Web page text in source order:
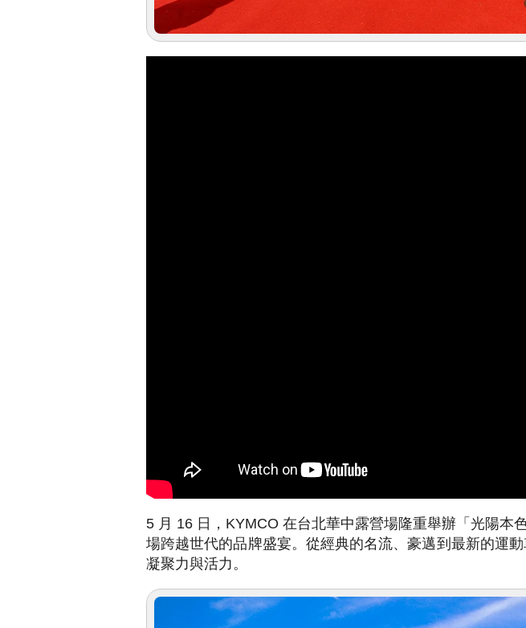
5 月 16 日，KYMCO 在台北華中露營場隆重舉辦「光陽本
場跨越世代的品牌盛宴。從經典的名流、豪邁到最新的運
凝聚力與活力。